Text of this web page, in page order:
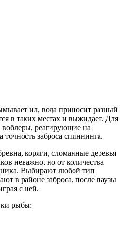
ил, вода приносит разный
в таких местах и выжидает. Для
воблеры, реагирующие на
заброса спиннинга.
коряги, сломанные деревья
неважно, но от количества
Выбирают любой тип
в районе заброса, после паузы
с ней.
рыбы: